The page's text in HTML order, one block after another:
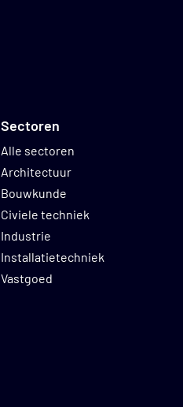
Sectoren
Alle sectoren
Architectuur
Bouwkunde
Civiele techniek
Industrie
Installatietechniek
Vastgoed